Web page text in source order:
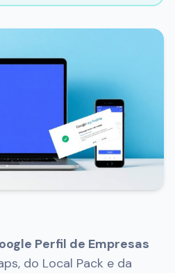
Perfil de Empresas
do Local Pack e da